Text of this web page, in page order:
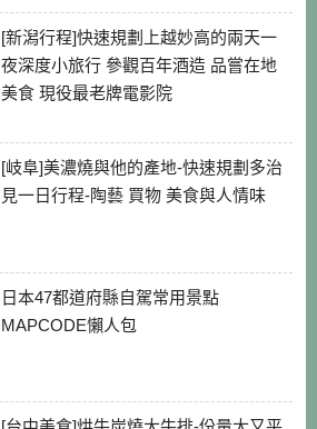
[新潟行程]快速規劃上越妙高的兩天一
夜深度小旅行 參觀百年酒造 品嘗在地
美食 現役最老牌電影院
[岐阜]美濃燒與他的產地-快速規劃多治
見一日行程-陶藝 買物 美食與人情味
日本47都道府縣自駕常用景點
MAPCODE懶人包